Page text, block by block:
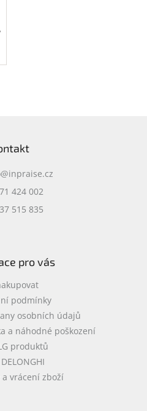
@inpraise.cz
424 002
515 835
pro vás
podmínky
osobních údajů
a náhodné poškození
produktů
a vrácení zboží